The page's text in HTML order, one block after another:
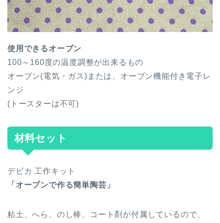
使用できるオーブン
100～160度の温度調整が出来るもの
オーブン(電気・ガス)または、オーブン機能付き電子レ
ンジ
(トースターは不可)
材料セット
デビカ 工作キット
「オーブンで作る簡単陶芸」
粘土、へら、のし棒、コート剤が付属しているので、